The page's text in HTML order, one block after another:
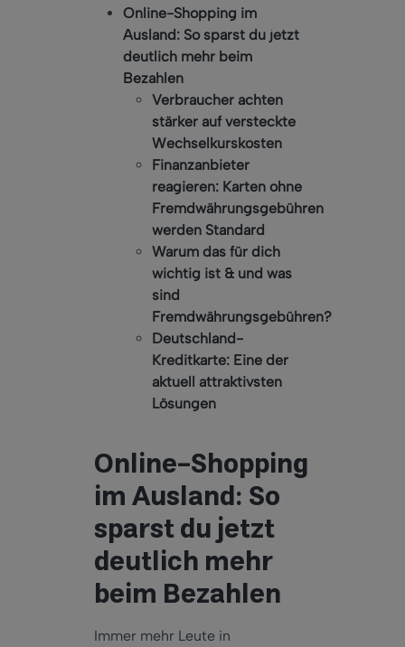
Online-Shopping im
Ausland: So sparst du jetzt
deutlich mehr beim
Bezahlen
Verbraucher achten
stärker auf versteckte
Wechselkurskosten
Finanzanbieter
reagieren: Karten ohne
Fremdwährungsgebühren
werden Standard
Warum das für dich
wichtig ist & und was
sind
Fremdwährungsgebühren?
Deutschland-
Kreditkarte: Eine der
aktuell attraktivsten
Lösungen
Online-Shopping
im Ausland: So
sparst du jetzt
deutlich mehr
beim Bezahlen
Immer mehr Leute in